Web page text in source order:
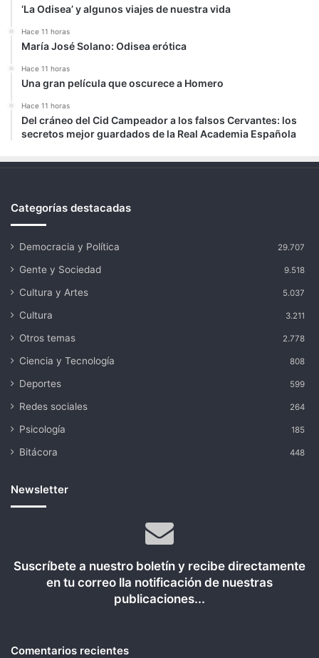
‘La Odisea’ y algunos viajes de nuestra vida
Hace 11 horas
María José Solano: Odisea erótica
Hace 11 horas
Una gran película que oscurece a Homero
Hace 11 horas
Del cráneo del Cid Campeador a los falsos Cervantes: los
secretos mejor guardados de la Real Academia Española
Categorías destacadas
Democracia y Política 29.707
Gente y Sociedad 9.518
Cultura y Artes 5.037
Cultura 3.211
Otros temas 2.778
Ciencia y Tecnología 808
Deportes 599
Redes sociales 264
Psicología 185
Bitácora 448
Newsletter
Suscríbete a nuestro boletín y recibe directamente
en tu correo lla notificación de nuestras
publicaciones...
Comentarios recientes